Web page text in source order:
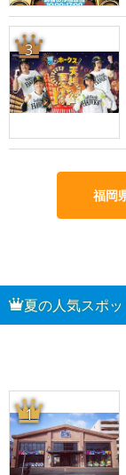
3
福岡
夏の人気スポッ
1